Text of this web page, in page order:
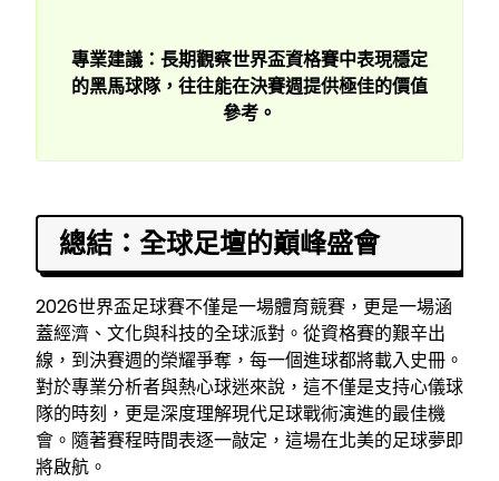
專業建議：長期觀察世界盃資格賽中表現穩定
的黑馬球隊，往往能在決賽週提供極佳的價值
參考。
總結：全球足壇的巔峰盛會
2026世界盃足球賽不僅是一場體育競賽，更是一場涵
蓋經濟、文化與科技的全球派對。從資格賽的艱辛出
線，到決賽週的榮耀爭奪，每一個進球都將載入史冊。
對於專業分析者與熱心球迷來說，這不僅是支持心儀球
隊的時刻，更是深度理解現代足球戰術演進的最佳機
會。隨著賽程時間表逐一敲定，這場在北美的足球夢即
將啟航。